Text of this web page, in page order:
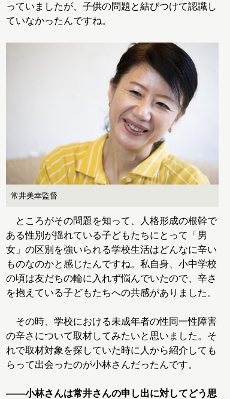
っていましたが、子供の問題と結びつけて認識し
ていなかったんですね。
常井美幸監督
ところがその問題を知って、人格形成の根幹で
ある性別が揺れている子どもたちにとって「男
女」の区別を強いられる学校生活はどんなに辛い
ものなのかと感じたんですね。私自身、小中学校
の頃は友だちの輪に入れず悩んでいたので、辛さ
を抱えている子どもたちへの共感がありました。
その時、学校における未成年者の性同一性障害
の辛さについて取材してみたいと思いました。そ
れで取材対象を探していた時に人から紹介しても
らって出会ったのが小林さんだったんです。
――小林さんは常井さんの申し出に対してどう思